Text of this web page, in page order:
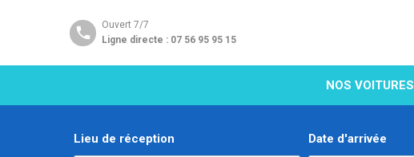
Ouvert 7/7
Ligne directe : 07 56 95 95 15
NOS VOITURES
Lieu de réception Date d'arrivée